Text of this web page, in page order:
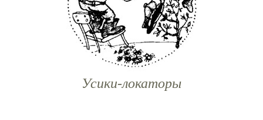
Усики-локаторы